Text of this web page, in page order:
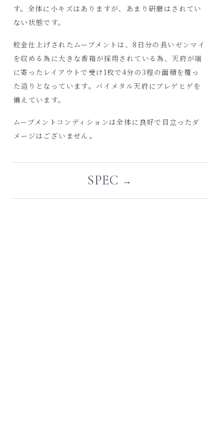
す。全体に小キズはありますが、あまり研磨はされてい
ない状態です。
粒金仕上げされたムーブメントは、8日分の長いゼンマイ
を収める為に大きな香箱が採用されている為、天府が端
に寄ったレイアウトで受け1枚で4分の3程の面積を覆っ
た造りとなっています。バイメタル天府にブレゲヒゲを
備えています。
ムーブメントコンディションは全体に良好で目立ったダ
メージはございません。
SPEC